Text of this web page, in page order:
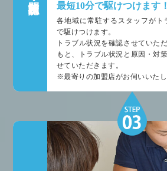
最短10分で駆けつけます！
各地域に常駐するスタッフが
で駆けつけます。
トラブル状況を確認させていた
もと、トラブル状況と原因・対
せていただきます。
※最寄りの加盟店がお伺いいたし